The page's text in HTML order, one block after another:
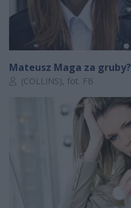
Mateusz Maga za gruby?
Autor artykułu:
(COLLINS), fot. FB